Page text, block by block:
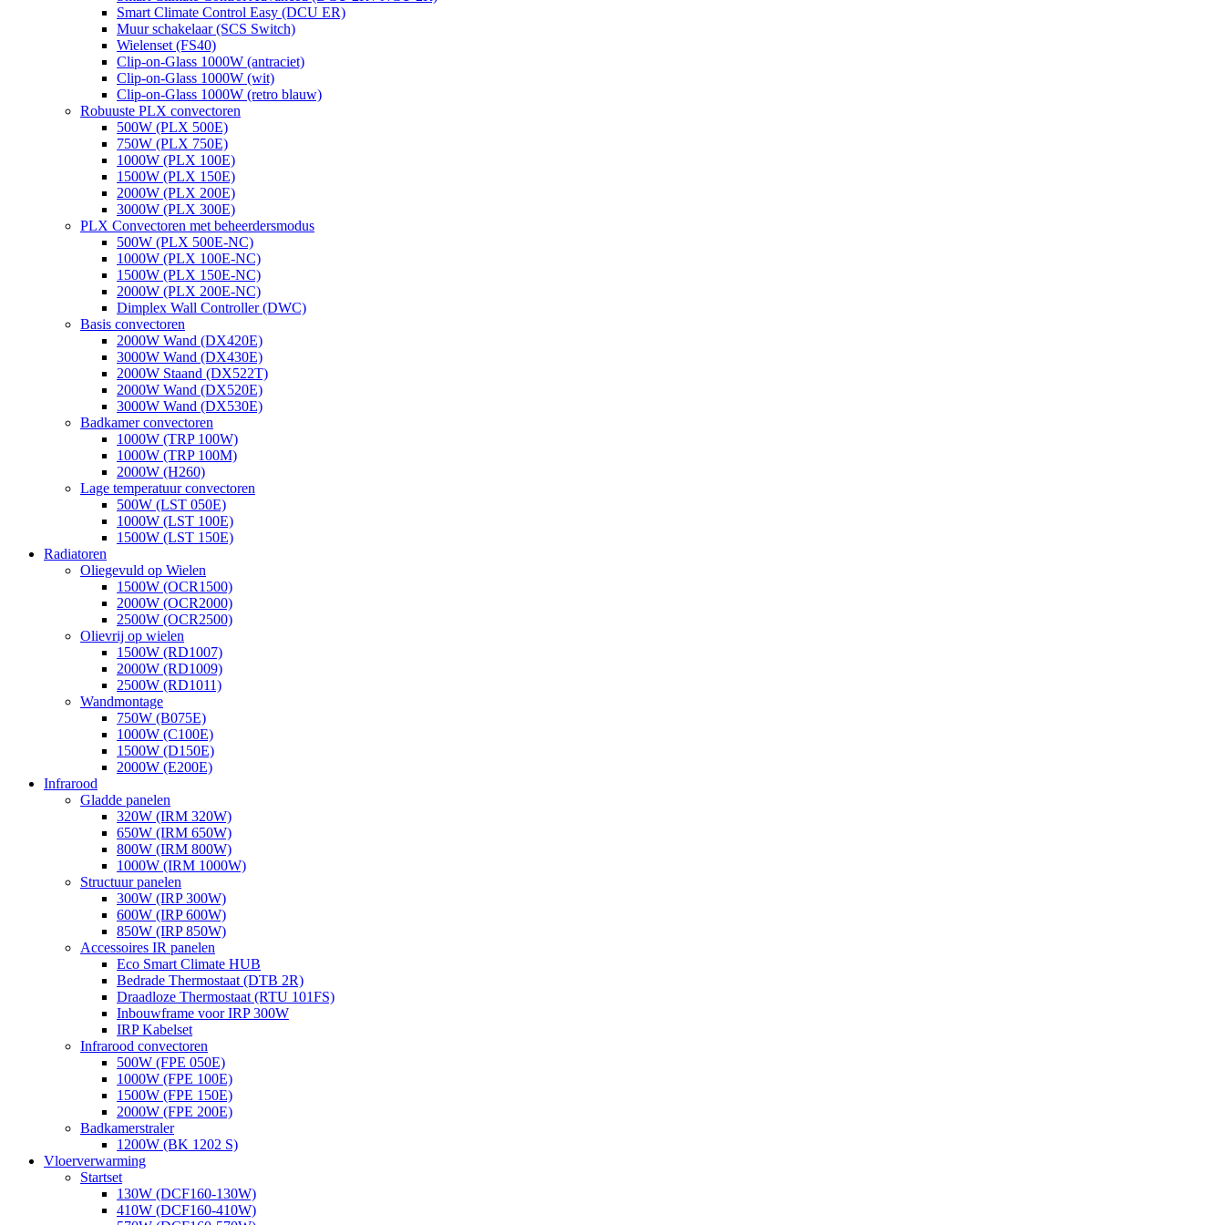
Smart Climate Control Easy (DCU ER)
Muur schakelaar (SCS Switch)
Wielenset (FS40)
Clip-on-Glass 1000W (antraciet)
Clip-on-Glass 1000W (wit)
Clip-on-Glass 1000W (retro blauw)
Robuuste PLX convectoren
500W (PLX 500E)
750W (PLX 750E)
1000W (PLX 100E)
1500W (PLX 150E)
2000W (PLX 200E)
3000W (PLX 300E)
PLX Convectoren met beheerdersmodus
500W (PLX 500E-NC)
1000W (PLX 100E-NC)
1500W (PLX 150E-NC)
2000W (PLX 200E-NC)
Dimplex Wall Controller (DWC)
Basis convectoren
2000W Wand (DX420E)
3000W Wand (DX430E)
2000W Staand (DX522T)
2000W Wand (DX520E)
3000W Wand (DX530E)
Badkamer convectoren
1000W (TRP 100W)
1000W (TRP 100M)
2000W (H260)
Lage temperatuur convectoren
500W (LST 050E)
1000W (LST 100E)
1500W (LST 150E)
Radiatoren
Oliegevuld op Wielen
1500W (OCR1500)
2000W (OCR2000)
2500W (OCR2500)
Olievrij op wielen
1500W (RD1007)
2000W (RD1009)
2500W (RD1011)
Wandmontage
750W (B075E)
1000W (C100E)
1500W (D150E)
2000W (E200E)
Infrarood
Gladde panelen
320W (IRM 320W)
650W (IRM 650W)
800W (IRM 800W)
1000W (IRM 1000W)
Structuur panelen
300W (IRP 300W)
600W (IRP 600W)
850W (IRP 850W)
Accessoires IR panelen
Eco Smart Climate HUB
Bedrade Thermostaat (DTB 2R)
Draadloze Thermostaat (RTU 101FS)
Inbouwframe voor IRP 300W
IRP Kabelset
Infrarood convectoren
500W (FPE 050E)
1000W (FPE 100E)
1500W (FPE 150E)
2000W (FPE 200E)
Badkamerstraler
1200W (BK 1202 S)
Vloerverwarming
Startset
130W (DCF160-130W)
410W (DCF160-410W)